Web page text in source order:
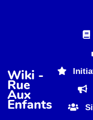
Aller au contenu
Wiki -
Rue
Aux
Enfants